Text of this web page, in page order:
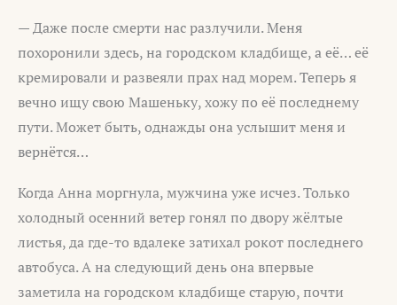
— Даже после смерти нас разлучили. Меня
похоронили здесь, на городском кладбище, а её… её
кремировали и развеяли прах над морем. Теперь я
вечно ищу свою Машеньку, хожу по её последнему
пути. Может быть, однажды она услышит меня и
вернётся…
Когда Анна моргнула, мужчина уже исчез. Только
холодный осенний ветер гонял по двору жёлтые
листья, да где-то вдалеке затихал рокот последнего
автобуса. А на следующий день она впервые
заметила на городском кладбище старую, почти